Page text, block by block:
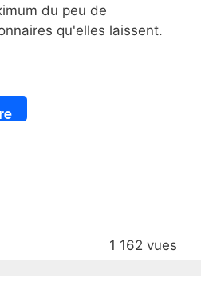
du peu de
qu'elles laissent.
1 162 vues